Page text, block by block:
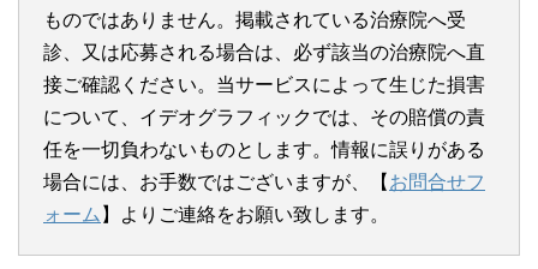
ものではありません。掲載されている治療院へ受
診、又は応募される場合は、必ず該当の治療院へ直
接ご確認ください。当サービスによって生じた損害
について、イデオグラフィックでは、その賠償の責
任を一切負わないものとします。情報に誤りがある
場合には、お手数ではございますが、【 お問合せフ
ォーム 】よりご連絡をお願い致します。